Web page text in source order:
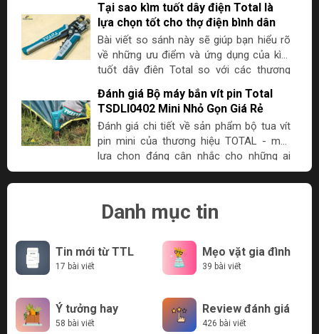
trên thị trường. Đây là một lựa chọn cực
kỳ đáng cân nhắc cho anh em đang tìm
kiếm một máy bắn vít mạnh...
hợp nhất.
Tại sao kìm tuốt dây điện Total là
lựa chọn tốt cho thợ điện bình dân
Bài viết so sánh này sẽ giúp bạn hiểu rõ
về những ưu điểm và ứng dụng của kìm
tuốt dây điện Total so với các thương
phẩm này là lựa chọn tốt nhất cho nhu
cầu của bạn.
Đánh giá Bộ máy bắn vít pin Total
TSDLI0402 Mini Nhỏ Gọn Giá Rẻ
Đánh giá chi tiết về sản phẩm bộ tua vít
pin mini của thương hiệu TOTAL - một
lựa chọn đáng cân nhắc cho những ai
đang cần một công cụ đa năng và tiết
kiệm chi phí.
Danh mục tin
Tin mới từ TTL
17 bài viết
Mẹo vặt gia đình
39 bài viết
Ý tưởng hay
58 bài viết
Review đánh giá
426 bài viết